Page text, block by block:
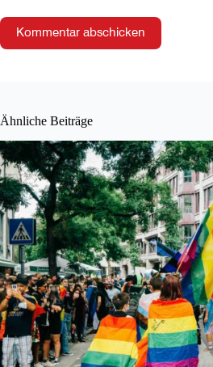
Kommentar abschicken
Ähnliche Beiträge